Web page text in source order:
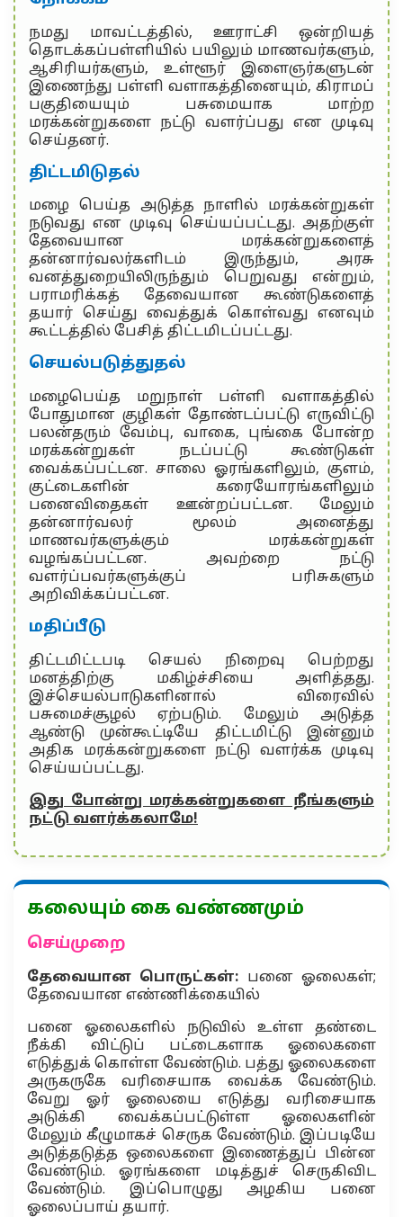
நமது மாவட்டத்தில், ஊராட்சி ஒன்றியத்
தொடக்கப்பள்ளியில் பயிலும் மாணவர்களும்,
ஆசிரியர்களும், உள்ளூர் இளைஞர்களுடன்
இணைந்து பள்ளி வளாகத்தினையும், கிராமப்
பகுதியையும் பசுமையாக மாற்ற
மரக்கன்றுகளை நட்டு வளர்ப்பது என முடிவு
செய்தனர்.
திட்டமிடுதல்
மழை பெய்த அடுத்த நாளில் மரக்கன்றுகள்
நடுவது என முடிவு செய்யப்பட்டது. அதற்குள்
தேவையான மரக்கன்றுகளைத்
தன்னார்வலர்களிடம் இருந்தும், அரசு
வனத்துறையிலிருந்தும் பெறுவது என்றும்,
பராமரிக்கத் தேவையான கூண்டுகளைத்
தயார் செய்து வைத்துக் கொள்வது எனவும்
கூட்டத்தில் பேசித் திட்டமிடப்பட்டது.
செயல்படுத்துதல்
மழைபெய்த மறுநாள் பள்ளி வளாகத்தில்
போதுமான குழிகள் தோண்டப்பட்டு எருவிட்டு
பலன்தரும் வேம்பு, வாகை, புங்கை போன்ற
மரக்கன்றுகள் நடப்பட்டு கூண்டுகள்
வைக்கப்பட்டன. சாலை ஓரங்களிலும், குளம்,
குட்டைகளின் கரையோரங்களிலும்
பனைவிதைகள் ஊன்றப்பட்டன. மேலும்
தன்னார்வலர் மூலம் அனைத்து
மாணவர்களுக்கும் மரக்கன்றுகள்
வழங்கப்பட்டன. அவற்றை நட்டு
வளர்ப்பவர்களுக்குப் பரிசுகளும்
அறிவிக்கப்பட்டன.
மதிப்பீடு
திட்டமிட்டபடி செயல் நிறைவு பெற்றது
மனத்திற்கு மகிழ்ச்சியை அளித்தது.
இச்செயல்பாடுகளினால் விரைவில்
பசுமைச்சூழல் ஏற்படும். மேலும் அடுத்த
ஆண்டு முன்கூட்டியே திட்டமிட்டு இன்னும்
அதிக மரக்கன்றுகளை நட்டு வளர்க்க முடிவு
செய்யப்பட்டது.
இது போன்று மரக்கன்றுகளை நீங்களும்
நட்டு வளர்க்கலாமே!
கலையும் கை வண்ணமும்
செய்முறை
தேவையான பொருட்கள்: பனை ஓலைகள்;
தேவையான எண்ணிக்கையில்
பனை ஓலைகளில் நடுவில் உள்ள தண்டை
நீக்கி விட்டுப் பட்டைகளாக ஓலைகளை
எடுத்துக் கொள்ள வேண்டும். பத்து ஓலைகளை
அருகருகே வரிசையாக வைக்க வேண்டும்.
வேறு ஓர் ஓலையை எடுத்து வரிசையாக
அடுக்கி வைக்கப்பட்டுள்ள ஓலைகளின்
மேலும் கீழுமாகச் செருக வேண்டும். இப்படியே
அடுத்தடுத்த ஒலைகளை இணைத்துப் பின்ன
வேண்டும். ஓரங்களை மடித்துச் செருகிவிட
வேண்டும். இப்பொழுது அழகிய பனை
ஓலைப்பாய் தயார்.